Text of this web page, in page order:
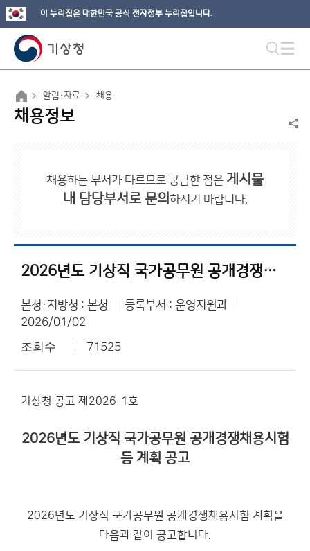
이 누리집은 대한민국 공식 전자정부 누리집입니다.
알림·자료 채용
채용정보
채용하는 부서가 다르므로 궁금한 점은 게시물
내 담당부서로 문의 하시기 바랍니다.
2026년도 기상직 국가공무원 공개경쟁채용시험 등 계획 공고
본청·지방청 : 본청
등록부서 : 운영지원과
2026/01/02
조회수 71525
기상청 공고 제2026-­1호
2026년도 기상직 국가공무원 공개경쟁채용시험
등 계획 공고
2026년도 기상직 국가공무원 공개경쟁채용시험 계획을
다음과 같이 공고합니다.